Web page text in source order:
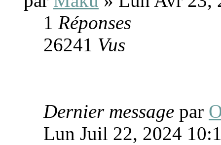
1 Réponses
26241 Vus
Dernier message par
Lun Juil 22, 2024